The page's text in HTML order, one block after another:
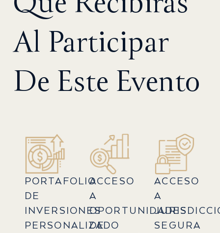
Al Participar
De Este Evento
PORTAFOLIO
DE
INVERSIONES
PERSONALIZADO
ACCESO
A
OPORTUNIDADES
DE
ACCESO
A
SEGURA